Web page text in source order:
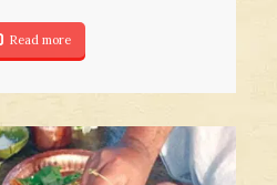
Read more